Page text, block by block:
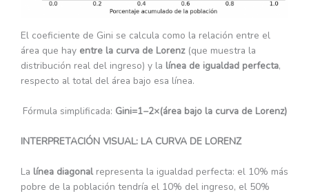
El coeficiente de Gini se calcula como la relación entre el
área que hay entre la curva de Lorenz(que muestra la
distribución real del ingreso) y la línea de igualdad perfecta,
respecto al total del área bajo esa línea.
Fórmula simplificada: Gini=1−2×(área bajo la curva de Lorenz)
INTERPRETACIÓN VISUAL: LA CURVA DE LORENZ
La línea diagonalrepresenta la igualdad perfecta: el 10% más
pobre de la población tendría el 10% del ingreso, el 50%